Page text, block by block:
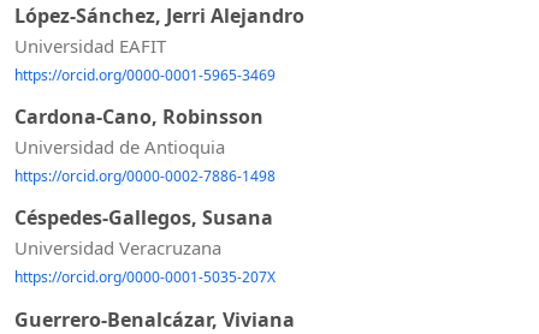
López-Sánchez, Jerri Alejandro
Universidad EAFIT
https://orcid.org/0000-0001-5965-3469
Cardona-Cano, Robinsson
Universidad de Antioquia
https://orcid.org/0000-0002-7886-1498
Céspedes-Gallegos, Susana
Universidad Veracruzana
https://orcid.org/0000-0001-5035-207X
Guerrero-Benalcázar, Viviana